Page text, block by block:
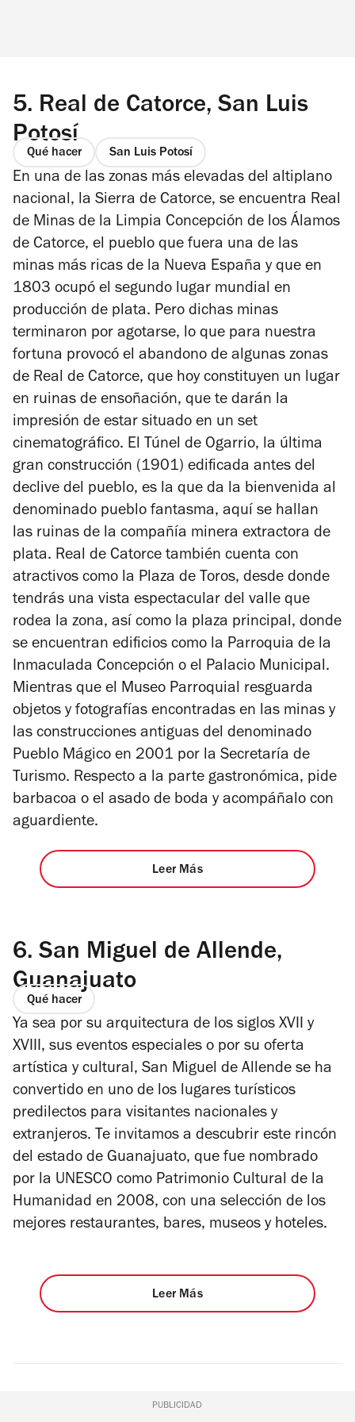
5. Real de Catorce, San Luis
Potosí
Qué hacer San Luis Potosí
En una de las zonas más elevadas del altiplano
nacional, la Sierra de Catorce, se encuentra Real
de Minas de la Limpia Concepción de los Álamos
de Catorce, el pueblo que fuera una de las
minas más ricas de la Nueva España y que en
1803 ocupó el segundo lugar mundial en
producción de plata. Pero dichas minas
terminaron por agotarse, lo que para nuestra
fortuna provocó el abandono de algunas zonas
de Real de Catorce, que hoy constituyen un lugar
en ruinas de ensoñación, que te darán la
impresión de estar situado en un set
cinematográfico. El Túnel de Ogarrio, la última
gran construcción (1901) edificada antes del
declive del pueblo, es la que da la bienvenida al
denominado pueblo fantasma, aquí se hallan
las ruinas de la compañía minera extractora de
plata. Real de Catorce también cuenta con
atractivos como la Plaza de Toros, desde donde
tendrás una vista espectacular del valle que
rodea la zona, así como la plaza principal, donde
se encuentran edificios como la Parroquia de la
Inmaculada Concepción o el Palacio Municipal.
Mientras que el Museo Parroquial resguarda
objetos y fotografías encontradas en las minas y
las construcciones antiguas del denominado
Pueblo Mágico en 2001 por la Secretaría de
Turismo. Respecto a la parte gastronómica, pide
barbacoa o el asado de boda y acompáñalo con
aguardiente.
Leer Más
6. San Miguel de Allende,
Guanajuato
Qué hacer
Ya sea por su arquitectura de los siglos XVII y
XVIII, sus eventos especiales o por su oferta
artística y cultural, San Miguel de Allende se ha
convertido en uno de los lugares turísticos
predilectos para visitantes nacionales y
extranjeros. Te invitamos a descubrir este rincón
del estado de Guanajuato, que fue nombrado
por la UNESCO como Patrimonio Cultural de la
Humanidad en 2008, con una selección de los
mejores restaurantes, bares, museos y hoteles.
Leer Más
PUBLICIDAD